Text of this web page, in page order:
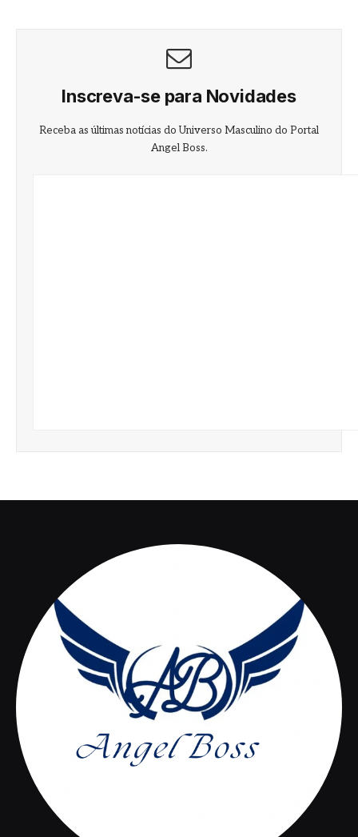
Inscreva-se para Novidades
Receba as últimas notícias do Universo Masculino do Portal
Angel Boss.